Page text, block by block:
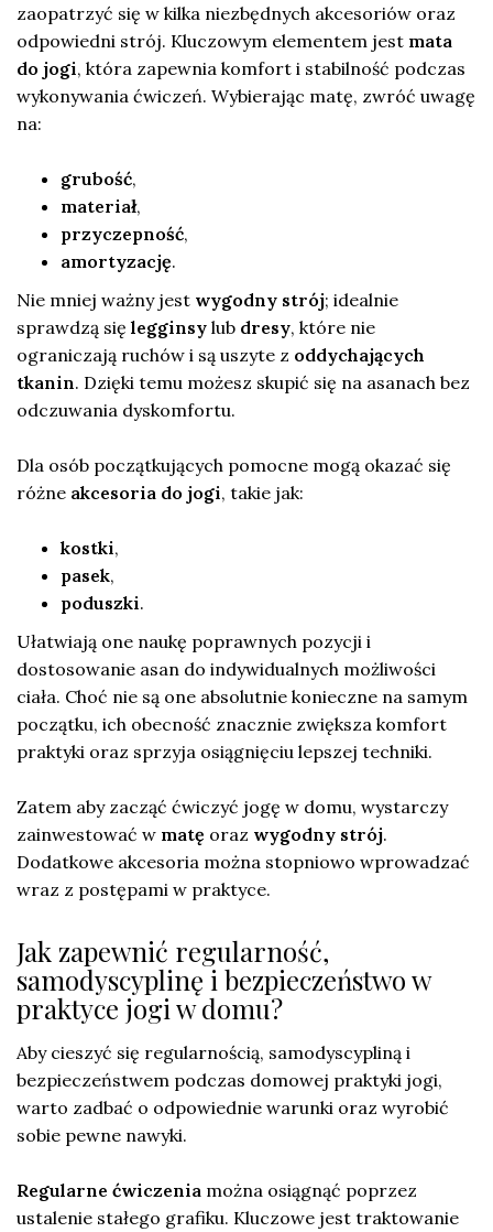
zaopatrzyć się w kilka niezbędnych akcesoriów oraz
odpowiedni strój. Kluczowym elementem jest mata
do jogi, która zapewnia komfort i stabilność podczas
wykonywania ćwiczeń. Wybierając matę, zwróć uwagę
na:
grubość,
materiał,
przyczepność,
amortyzację.
Nie mniej ważny jest wygodny strój; idealnie
sprawdzą się legginsy lub dresy, które nie
ograniczają ruchów i są uszyte z oddychających
tkanin. Dzięki temu możesz skupić się na asanach bez
odczuwania dyskomfortu.
Dla osób początkujących pomocne mogą okazać się
różne akcesoria do jogi, takie jak:
kostki,
pasek,
poduszki.
Ułatwiają one naukę poprawnych pozycji i
dostosowanie asan do indywidualnych możliwości
ciała. Choć nie są one absolutnie konieczne na samym
początku, ich obecność znacznie zwiększa komfort
praktyki oraz sprzyja osiągnięciu lepszej techniki.
Zatem aby zacząć ćwiczyć jogę w domu, wystarczy
zainwestować w matę oraz wygodny strój.
Dodatkowe akcesoria można stopniowo wprowadzać
wraz z postępami w praktyce.
Jak zapewnić regularność,
samodyscyplinę i bezpieczeństwo w
praktyce jogi w domu?
Aby cieszyć się regularnością, samodyscypliną i
bezpieczeństwem podczas domowej praktyki jogi,
warto zadbać o odpowiednie warunki oraz wyrobić
sobie pewne nawyki.
Regularne ćwiczenia można osiągnąć poprzez
ustalenie stałego grafiku. Kluczowe jest traktowanie